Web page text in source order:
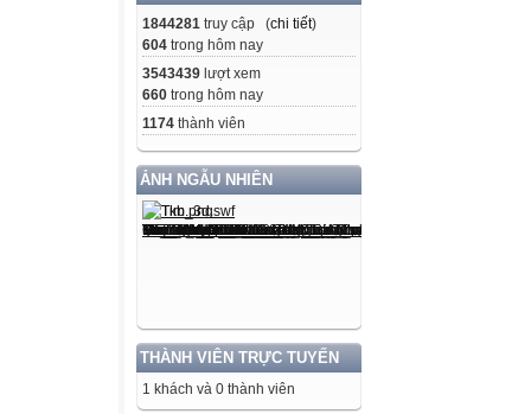
1844281 truy cập (chi tiết)
604 trong hôm nay
3543439 lượt xem
660 trong hôm nay
1174 thành viên
ẢNH NGẪU NHIÊN
THÀNH VIÊN TRỰC TUYẾN
1 khách và 0 thành viên